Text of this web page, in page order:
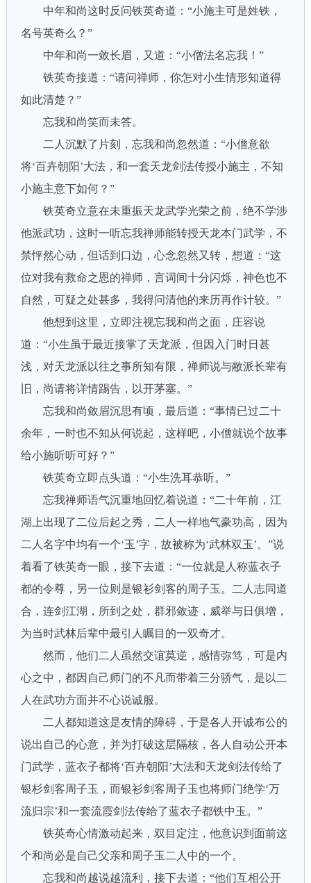
中年和尚这时反问铁英奇道：“小施主可是姓铁，
名号英奇么？”
中年和尚一敛长眉，又道：“小僧法名忘我！”
铁英奇接道：“请问禅师，你怎对小生情形知道得
如此清楚？”
忘我和尚笑而未答。
二人沉默了片刻，忘我和尚忽然道：“小僧意欲
将‘百卉朝阳’大法，和一套天龙剑法传授小施主，不知
小施主意下如何？”
铁英奇立意在未重振天龙武学光荣之前，绝不学涉
他派武功，这时一听忘我禅师能转授天龙本门武学，不
禁怦然心动，但话到口边，心念忽然又转，想道：“这
位对我有救命之恩的禅师，言词间十分闪烁，神色也不
自然，可疑之处甚多，我得问清他的来历再作计较。”
他想到这里，立即注视忘我和尚之面，庄容说
道：“小生虽于最近接掌了天龙派，但因入门时日甚
浅，对天龙派以往之事所知有限，禅师说与敝派长辈有
旧，尚请将详情踢告，以开茅塞。”
忘我和尚敛眉沉思有顷，最后道：“事情已过二十
余年，一时也不知从何说起，这样吧，小僧就说个故事
给小施听听可好？”
铁英奇立即点头道：“小生洗耳恭听。”
忘我禅师语气沉重地回忆着说道：“二十年前，江
湖上出现了二位后起之秀，二人一样地气豪功高，因为
二人名字中均有一个‘玉’字，故被称为‘武林双玉’。”说
着看了铁英奇一眼，接下去道：“一位就是人称蓝衣子
都的令尊，另一位则是银衫剑客的周子玉。二人志同道
合，连剑江湖，所到之处，群邪敛迹，威举与日俱增，
为当时武林后辈中最引人瞩目的一双奇才。
然而，他们二人虽然交谊莫逆，感情弥笃，可是内
心之中，都因自己师门的不凡而带着三分骄气，是以二
人在武功方面并不心说诚服。
二人都知道这是友情的障碍，于是各人开诚布公的
说出自己的心意，并为打破这层隔核，各人自动公开本
门武学，蓝衣子都将‘百卉朝阳’大法和天龙剑法传给了
银杉剑客周子玉，而银衫剑客周子玉也将师门绝学‘万
流归宗’和一套流霞剑法传给了蓝衣子都铁中玉。”
铁英奇心情激动起来，双目定注，他意识到面前这
个和尚必是自己父亲和周子玉二人中的一个。
忘我和尚越说越流利，接下去道：“他们互相公开